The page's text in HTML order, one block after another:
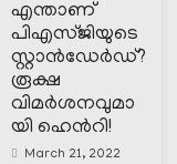
എന്താണ്
പിഎസ്ജിയുടെ
സ്റ്റാൻഡേർഡ്?
രൂക്ഷ
വിമർശനവുമാ
യി ഹെൻറി!
March 21, 2022